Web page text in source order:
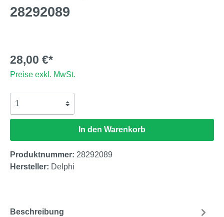
28292089
28,00 €*
Preise exkl. MwSt.
In den Warenkorb
Produktnummer: 28292089
Hersteller: Delphi
Beschreibung